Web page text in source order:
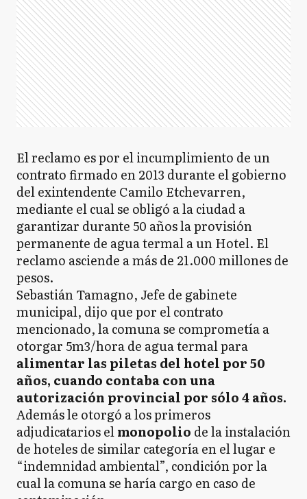
El reclamo es por el incumplimiento de un
contrato firmado en 2013 durante el gobierno
del exintendente Camilo Etchevarren,
mediante el cual se obligó a la ciudad a
garantizar durante 50 años la provisión
permanente de agua termal a un Hotel. El
reclamo asciende a más de 21.000 millones de
pesos.
Sebastián Tamagno, Jefe de gabinete
municipal, dijo que por el contrato
mencionado, la comuna se comprometía a
otorgar 5m3/hora de agua termal para
alimentar las piletas del hotel por 50
años, cuando contaba con una
autorización provincial por sólo 4 años.
Además le otorgó a los primeros
adjudicatarios elmonopolio de la instalación
de hoteles de similar categoría en el lugar e
“indemnidad ambiental”, condición por la
cual la comuna se haría cargo en caso de